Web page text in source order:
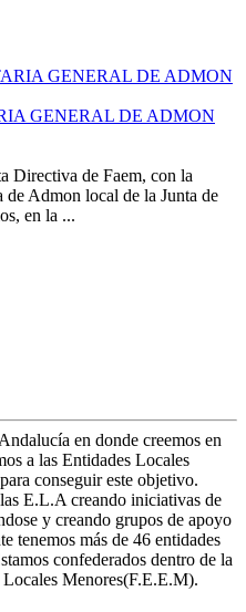
GENERAL DE ADMON
Directiva de Faem, con la
de Admon local de la Junta de
en la ...
en donde creemos en
a las Entidades Locales
conseguir este objetivo.
E.L.A creando iniciativas de
y creando grupos de apoyo
tenemos más de 46 entidades
confederados dentro de la
Menores(F.E.E.M).